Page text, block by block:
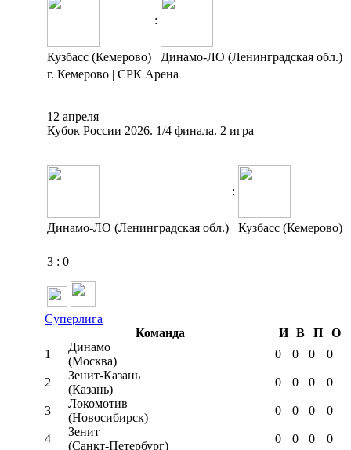
:
Кузбасс (Кемерово)
Динамо-ЛО (Ленинградская обл.)
г. Кемерово | СРК Арена
12 апреля
Кубок России 2026. 1/4 финала. 2 игра
:
Динамо-ЛО (Ленинградская обл.) Кузбасс (Кемерово)
3 : 0
Суперлига
Команда
И В П
О
1
Динамо
(Москва)
0 0 0 0
2
Зенит-Казань
(Казань)
0 0 0 0
3
Локомотив
(Новосибирск)
0 0 0 0
4
Зенит
(Санкт-Петербург)
0 0 0 0